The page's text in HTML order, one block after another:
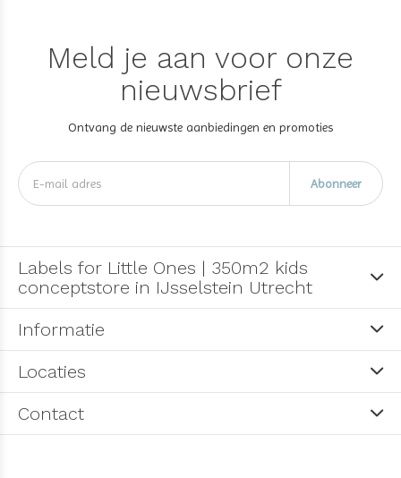
Meld je aan voor onze
nieuwsbrief
Ontvang de nieuwste aanbiedingen en promoties
Abonneer
Labels for Little Ones | 350m2 kids
conceptstore in IJsselstein Utrecht
Informatie
Locaties
Contact